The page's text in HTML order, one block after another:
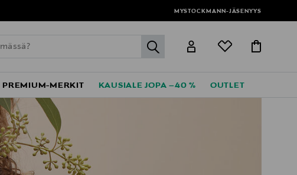
MYSTOCKMANN-JÄSENYYS
label.header.go
PREMIUM-MERKIT KAUSIALE JOPA –40 % OUTLET